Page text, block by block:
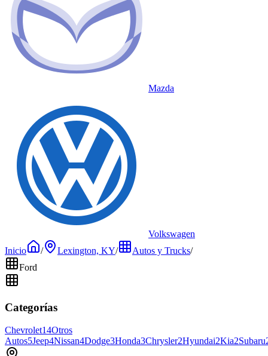
Mazda
Volkswagen
Inicio
/ Lexington, KY/ Autos y Trucks/
Ford
Categorías
Chevrolet14Otros
Autos5Jeep4Nissan4Dodge3Honda3Chrysler2Hyundai2Kia2Subaru